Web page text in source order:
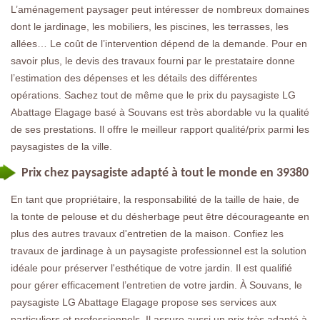
L’aménagement paysager peut intéresser de nombreux domaines
dont le jardinage, les mobiliers, les piscines, les terrasses, les
allées… Le coût de l’intervention dépend de la demande. Pour en
savoir plus, le devis des travaux fourni par le prestataire donne
l’estimation des dépenses et les détails des différentes
opérations. Sachez tout de même que le prix du paysagiste LG
Abattage Elagage basé à Souvans est très abordable vu la qualité
de ses prestations. Il offre le meilleur rapport qualité/prix parmi les
paysagistes de la ville.
Prix chez paysagiste adapté à tout le monde en 39380
En tant que propriétaire, la responsabilité de la taille de haie, de
la tonte de pelouse et du désherbage peut être décourageante en
plus des autres travaux d'entretien de la maison. Confiez les
travaux de jardinage à un paysagiste professionnel est la solution
idéale pour préserver l'esthétique de votre jardin. Il est qualifié
pour gérer efficacement l’entretien de votre jardin. À Souvans, le
paysagiste LG Abattage Elagage propose ses services aux